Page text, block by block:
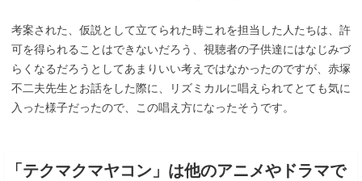
考案された、仮説として立てられた時これを担当した人たちは、許
可を得られることはできないだろう、視聴者の子供達にはなじみづ
らくなるだろうとしてあまりいい考えではなかったのですが、赤塚
不二夫先生とお話をした際に、リズミカルに唱えられてとても気に
入った様子だったので、この唱え方になったそうです。
「テクマクマヤコン」は他のアニメやドラマで